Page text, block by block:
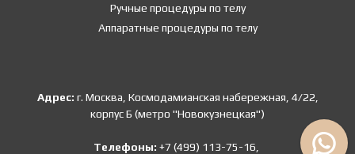
Ручные процедуры по телу
Аппаратные процедуры по телу
Адрес: г. Москва, Космодамианская набережная, 4/22,
корпус Б (метро "Новокузнецкая")
Телефоны: +7 (499) 113-75-16,